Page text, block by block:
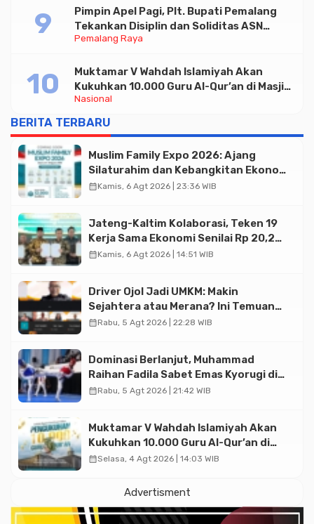
Pemalang Raya
Pimpin Apel Pagi, Plt. Bupati Pemalang
Tekankan Disiplin dan Soliditas ASN
untuk Pelayanan Publik
Nasional
Muktamar V Wahdah Islamiyah Akan
Kukuhkan 10.000 Guru Al-Qur’an di Masjid
Istiqlal
BERITA TERBARU
Muslim Family Expo 2026: Ajang
Silaturahim dan Kebangkitan Ekonomi
Halal di Jakarta
calendar_monthKamis, 6 Agt 2026 | 23:36 WIB
Jateng-Kaltim Kolaborasi, Teken 19
Kerja Sama Ekonomi Senilai Rp 20,2
Triliun
calendar_monthKamis, 6 Agt 2026 | 14:51 WIB
Driver Ojol Jadi UMKM: Makin
Sejahtera atau Merana? Ini Temuan
Diskusi Paramadina
calendar_monthRabu, 5 Agt 2026 | 22:28 WIB
Dominasi Berlanjut, Muhammad
Raihan Fadila Sabet Emas Kyorugi di
Asian Taekwondo Indonesia Open
calendar_monthRabu, 5 Agt 2026 | 21:42 WIB
Muktamar V Wahdah Islamiyah Akan
Kukuhkan 10.000 Guru Al-Qur’an di
Masjid Istiqlal
calendar_monthSelasa, 4 Agt 2026 | 14:03 WIB
Advertisment